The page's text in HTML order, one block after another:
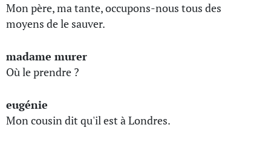
Mon père, ma tante, occupons-nous tous des
moyens de le sauver.
madame murer
Où le prendre ?
eugénie
Mon cousin dit qu'il est à Londres.